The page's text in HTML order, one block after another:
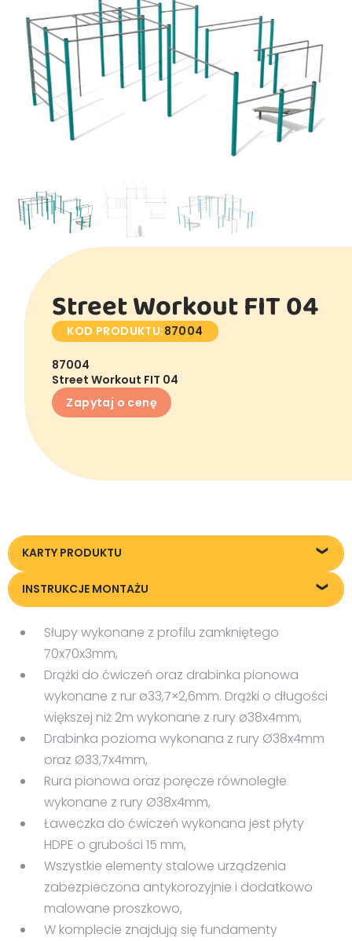
Street Workout FIT 04
KOD PRODUKTU:87004
87004
Street Workout FIT 04
Zapytaj o cenę
KARTY PRODUKTU
Karta techniczna
INSTRUKCJE MONTAŻU
Instrukcja montażu
Słupy wykonane z profilu zamkniętego
70x70x3mm,
Drążki do ćwiczeń oraz drabinka pionowa
wykonane z rur ø33,7×2,6mm. Drążki o długości
większej niż 2m wykonane z rury ø38x4mm,
Drabinka pozioma wykonana z rury Ø38x4mm
oraz Ø33,7x4mm,
Rura pionowa oraz poręcze równoległe
wykonane z rury Ø38x4mm,
Ławeczka do ćwiczeń wykonana jest płyty
HDPE o grubości 15 mm,
Wszystkie elementy stalowe urządzenia
zabezpieczona antykorozyjnie i dodatkowo
malowane proszkowo,
W komplecie znajdują się fundamenty